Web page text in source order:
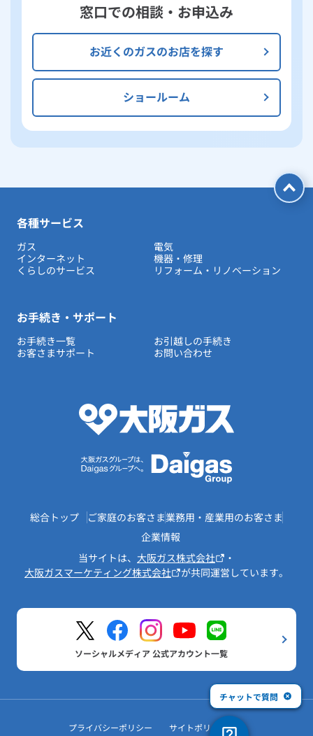
窓口での相談・お申込み
お近くのガスのお店を探す
ショールーム
各種サービス
ガス
電気
インターネット
機器・修理
くらしのサービス
リフォーム・リノベーション
お手続き・サポート
お手続き一覧
お引越しの手続き
お客さまサポート
お問い合わせ
総合トップ ご家庭のお客さま業務用・産業用のお客さま
企業情報
当サイトは、 大阪ガス株式会社
・
大阪ガスマーケティング株式会社
が共同運営しています。
ソーシャルメディア 公式アカウント一覧
プライバシーポリシー サイトポリシー
チャットで質問